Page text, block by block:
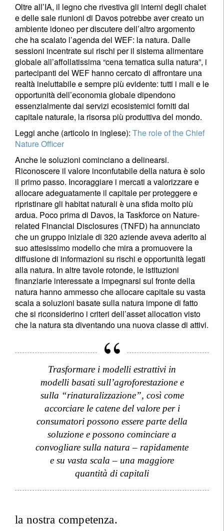
Oltre all’IA, il legno che rivestiva gli interni degli chalet
e delle sale riunioni di Davos potrebbe aver creato un
ambiente idoneo per discutere dell’altro argomento
che ha scalato l’agenda del WEF: la natura. Dalle
sessioni incentrate sui rischi per il sistema alimentare
globale all’affollatissima “cena tematica sulla natura”, i
partecipanti del WEF hanno cercato di affrontare una
realtà ineluttabile e sempre più evidente: tutti i mali e le
opportunità dell’economia globale dipendono
essenzialmente dai servizi ecosistemici forniti dal
capitale naturale, la risorsa più produttiva del mondo.
Leggi anche (articolo in inglese): The role of the Chief
Nature Officer
Anche le soluzioni cominciano a delinearsi.
Riconoscere il valore inconfutabile della natura è solo
il primo passo. Incoraggiare i mercati a valorizzare e
allocare adeguatamente il capitale per proteggere e
ripristinare gli habitat naturali è una sfida molto più
ardua. Poco prima di Davos, la Taskforce on Nature-
related Financial Disclosures (TNFD) ha annunciato
che un gruppo iniziale di 320 aziende aveva aderito al
suo attesissimo modello che mira a promuovere la
diffusione di informazioni su rischi e opportunità legati
alla natura. In altre tavole rotonde, le istituzioni
finanziarie interessate a impegnarsi sul fronte della
natura hanno ammesso che allocare capitale su vasta
scala a soluzioni basate sulla natura impone di fatto
che si riconsiderino i criteri dell’asset allocation visto
che la natura sta diventando una nuova classe di attivi.
Trasformare i modelli estrattivi in
modelli basati sull’agroforestazione e
sulla “rinaturalizzazione”, così come
accorciare le catene del valore per i
consumatori possono essere parte della
soluzione e possono cominciare a
convogliare sulla natura – rapidamente
e su vasta scala – una maggiore
quantità di capitali
la nostra competenza.
registrati ora